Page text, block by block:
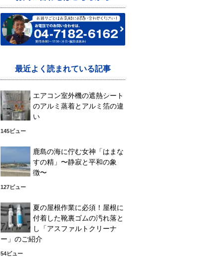
最近よく読まれている記事
エアコン室外機の遮熱シート
のアルミ蒸着とアルミ箔の違
い
145ビュー
鹿島の海に佇む女神「はまな
すの精」〜静寂と平和の象
徴〜
127ビュー
夏の屋根作業に必須！屋根に
付着した靴裏ゴムの汚れ落と
し「アスファルトクリーナ
ー」のご紹介
54ビュー